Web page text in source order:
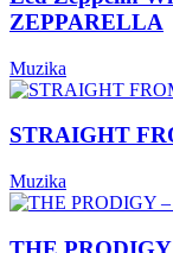
ZEPPARELLA
Muzika
STRAIGHT
Muzika